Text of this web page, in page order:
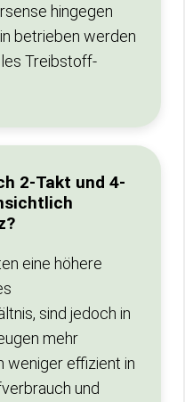
hingegen
betrieben werden
Treibstoff-
2-Takt und 4-
eine höhere
sind jedoch in
mehr
weniger effizient in
und